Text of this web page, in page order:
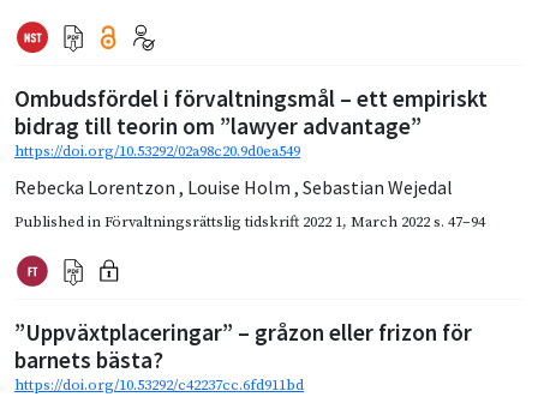
Ombudsfördel i förvaltningsmål – ett empiriskt
bidrag till teorin om ”lawyer advantage”
https://doi.org/10.53292/02a98c20.9d0ea549
Rebecka Lorentzon , Louise Holm , Sebastian Wejedal
Published inFörvaltningsrättslig tidskrift 2022 1, March 2022s. 47–94
”Uppväxtplaceringar” – gråzon eller frizon för
barnets bästa?
https://doi.org/10.53292/c42237cc.6fd911bd